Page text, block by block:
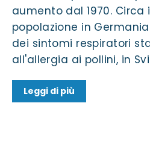
aumento dal 1970. Circa
popolazione in
dei sintomi respiratori
all'allergia ai pollini, in
Leggi di più